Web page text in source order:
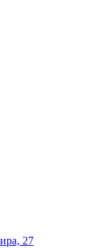
27